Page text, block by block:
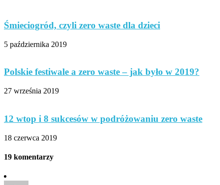
Śmieciogród, czyli zero waste dla dzieci
5 października 2019
Polskie festiwale a zero waste – jak było w 2019?
27 września 2019
12 wtop i 8 sukcesów w podróżowaniu zero waste
18 czerwca 2019
19 komentarzy